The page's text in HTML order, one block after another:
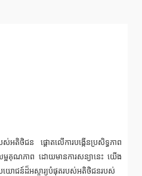
ស់អតិថិជន ផ្តោតលើការបង្កើនប្រសិទ្ធភាព
ម្អគុណភាព ដោយមានការសន្យានេះ យើង
ប្រយោជន៍ដ៏អស្ចារ្យបំផុតរបស់អតិថិជនរបស់